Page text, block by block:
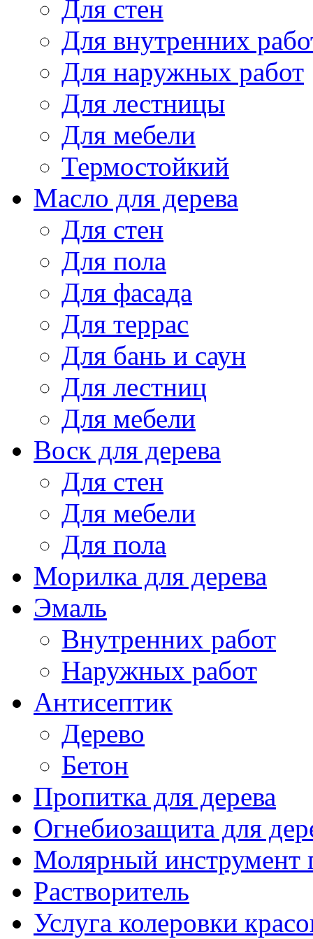
Для стен
Для внутренних
Для наружных работ
Для лестницы
Для мебели
Термостойкий
Масло для дерева
Для стен
Для пола
Для фасада
Для террас
Для бань и саун
Для лестниц
Для мебели
Воск для дерева
Для стен
Для мебели
Для пола
Морилка для дерева
Эмаль
Внутренних работ
Наружных работ
Антисептик
Дерево
Бетон
Пропитка для дерева
Огнебиозащита для
Молярный инструмент
Растворитель
Услуга колеровки